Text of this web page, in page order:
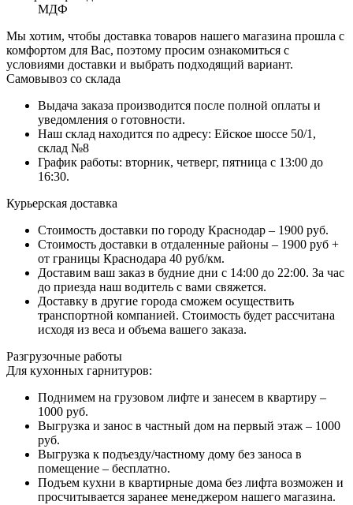
МДФ
Мы хотим, чтобы доставка товаров нашего магазина прошла с
комфортом для Вас, поэтому просим ознакомиться с
условиями доставки и выбрать подходящий вариант.
Самовывоз со склада
Выдача заказа производится после полной оплаты и
уведомления о готовности.
Наш склад находится по адресу: Ейское шоссе 50/1,
склад №8
График работы: вторник, четверг, пятница с 13:00 до
16:30.
Курьерская доставка
Стоимость доставки по городу Краснодар – 1900 руб.
Стоимость доставки в отдаленные районы – 1900 руб +
от границы Краснодара 40 руб/км.
Доставим ваш заказ в будние дни с 14:00 до 22:00. За час
до приезда наш водитель с вами свяжется.
Доставку в другие города сможем осуществить
транспортной компанией. Стоимость будет рассчитана
исходя из веса и объема вашего заказа.
Разгрузочные работы
Для кухонных гарнитуров:
Поднимем на грузовом лифте и занесем в квартиру –
1000 руб.
Выгрузка и занос в частный дом на первый этаж – 1000
руб.
Выгрузка к подъезду/частному дому без заноса в
помещение – бесплатно.
Подъем кухни в квартирные дома без лифта возможен и
просчитывается заранее менеджером нашего магазина.